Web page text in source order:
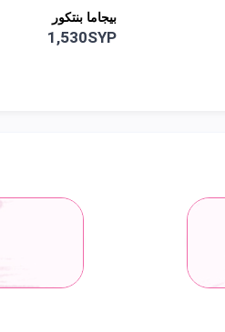
طقم لانجري
2,475SYP